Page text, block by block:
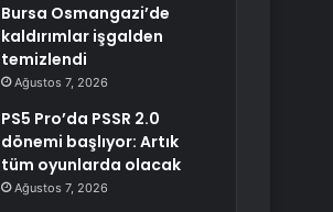
Bursa Osmangazi’de
kaldırımlar işgalden
temizlendi
Ağustos 7, 2026
PS5 Pro’da PSSR 2.0
dönemi başlıyor: Artık
tüm oyunlarda olacak
Ağustos 7, 2026